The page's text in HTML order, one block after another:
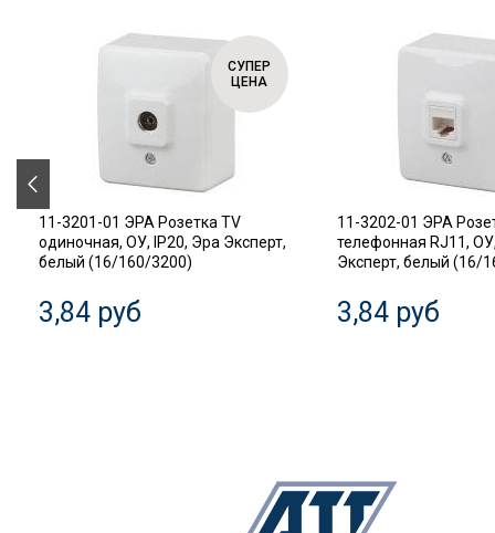
СУПЕР
ЦЕНА
11-3201-01 ЭРА Розетка TV
одиночная, ОУ, IP20, Эра Эксперт,
белый (16/160/3200)
3,84 руб
11-3202-01 ЭРА
телефонная RJ11,
Эксперт, белый (16/
3,84 руб